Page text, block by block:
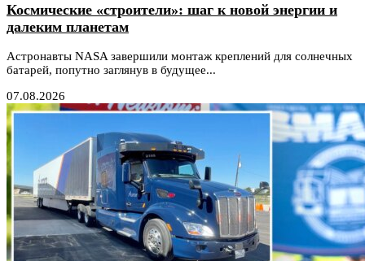
Космические «строители»: шаг к новой энергии и
далеким планетам
Астронавты NASA завершили монтаж креплений для солнечных
батарей, попутно заглянув в будущее...
07.08.2026